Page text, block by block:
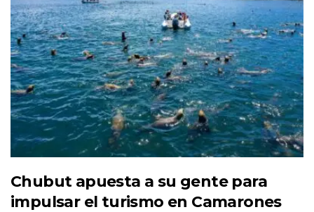
Chubut apuesta a su gente para
impulsar el turismo en Camarones